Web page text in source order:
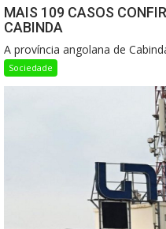
MAIS 109 CASOS
CABINDA
A província angolana de
Sociedade